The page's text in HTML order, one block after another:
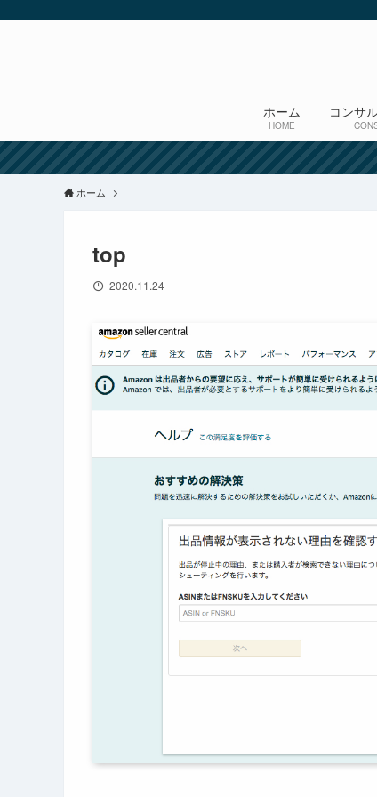
ホーム
HOME
コンサ
ホーム
top
2020.11.24